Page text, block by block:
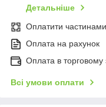
Детальніше
Оплатити частинами
Оплата на рахунок
Оплата в торговому
Всі умови оплати